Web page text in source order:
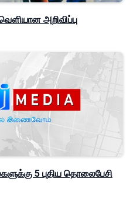
அறிவிப்பு
5 புதிய தொலைபேசி